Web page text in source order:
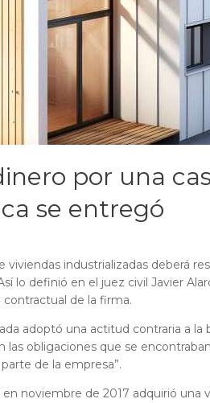
por una
se entregó
viviendas industrializadas deberá
lo definió en el juez civil Javier
de la firma.
adoptó una actitud contraria a la
obligaciones que se
de la empresa”.
noviembre de 2017 adquirió una